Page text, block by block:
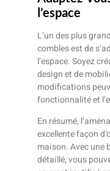
l’espace
L’un des plus
combles est de
l’espace. Soyez
design et de
modifications
fonctionnalité et
En résumé,
excellente façon
maison. Avec une
détaillé, vous